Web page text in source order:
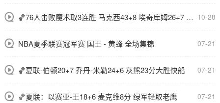
🏀76人击败魔术取3连胜 马克西43+8 埃奇库姆26+7 恩比德休战 10-28
NBA夏季联赛冠军赛 国王 - 黄蜂 全场集锦 07-21
🏀夏联-伯顿20+7 乔丹-米勒24+6 灰熊23分大胜快船 07-21
🏀夏联：以赛亚-王18+6 麦克维8分 绿军轻取老鹰 07-21